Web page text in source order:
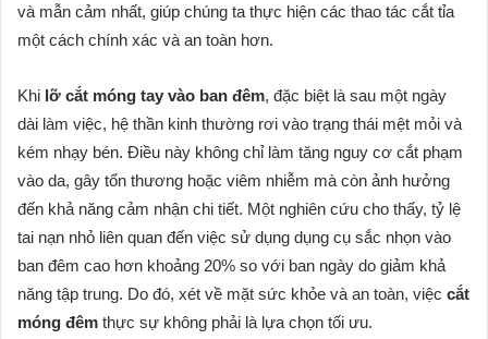
và mẫn cảm nhất, giúp chúng ta thực hiện các thao tác cắt tỉa
một cách chính xác và an toàn hơn.
Khi lỡ cắt móng tay vào ban đêm, đặc biệt là sau một ngày
dài làm việc, hệ thần kinh thường rơi vào trạng thái mệt mỏi và
kém nhạy bén. Điều này không chỉ làm tăng nguy cơ cắt phạm
vào da, gây tổn thương hoặc viêm nhiễm mà còn ảnh hưởng
đến khả năng cảm nhận chi tiết. Một nghiên cứu cho thấy, tỷ lệ
tai nạn nhỏ liên quan đến việc sử dụng dụng cụ sắc nhọn vào
ban đêm cao hơn khoảng 20% so với ban ngày do giảm khả
năng tập trung. Do đó, xét về mặt sức khỏe và an toàn, việc cắt
móng đêm thực sự không phải là lựa chọn tối ưu.